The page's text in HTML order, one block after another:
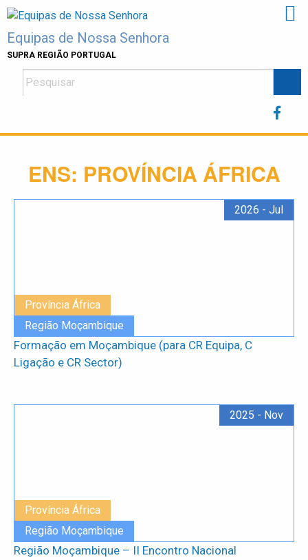
Skip
content
Equipas de Nossa Senhora
SUPRA REGIÃO PORTUGAL
ENS: PROVÍNCIA ÁFRICA
Província África
Região Moçambique
2026 - Jul
Formação em Moçambique (para CR Equipa, C
Ligação e CR Sector)
Província África
Região Moçambique
2025 - Nov
Região Moçambique – II Encontro Nacional